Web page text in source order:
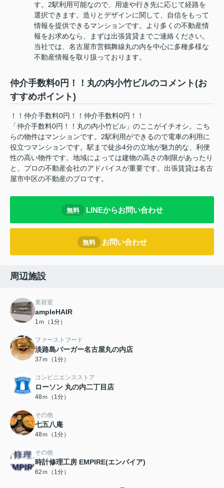
す。2駅利用可能なので、用途や行き先に応じて経路を
選択できます。造りとデザインに関して、自信をもって
情報を提供できるマンションです。より多くの不動産情
報をお求めなら、まずは出張賃貸までご連絡ください。
当社では、名古屋市営鶴舞線丸の内を中心に多種多様な
不動産情報を取り扱っております。
仲介手数料0円！！丸の内小竹ビルのコメント(お
すすめポイント)
！！仲介手数料0円！！仲介手数料0円！！
「仲介手数料0円！！丸の内小竹ビル」のここがイチオシ。こち
らの物件はマンションです。2駅利用ができるので電車の利用に
役立つマンションです。駅まで徒歩4分の立地が魅力的な、利便
性の高い物件です。地域によっては建物の高さの制限があったり
と、プロの不動産会社のアドバイスが重要です。出張賃貸は名古
屋市中区の不動産のプロです。
無料 LINEからお問い合わせ
無料 お問い合わせ
周辺施設
美容室
ampleHAIR
1ｍ（1分）
ファーストフード
淡路島バーガー名古屋丸の内店
37ｍ（1分）
コンビニエンスストア
ローソン 丸の内二丁目店
48ｍ（1分）
その他
七五八庵
48ｍ（1分）
その他
時計修理工房 EMPIRE(エンパイア)
62ｍ（1分）